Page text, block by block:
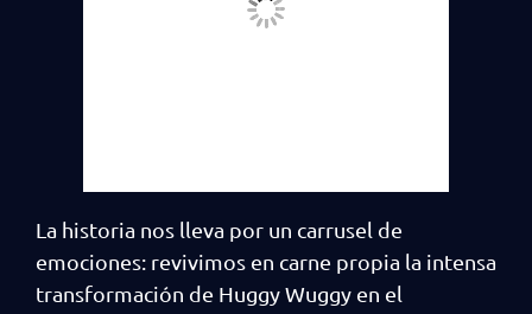
La historia nos lleva por un carrusel de
emociones: revivimos en carne propia la intensa
transformación de Huggy Wuggy en el